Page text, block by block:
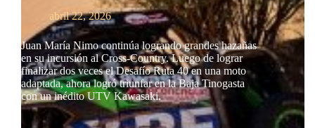
abril 22, 2026
Juan María Nimo continúa logrando grandes hazañas
en su incursión al Cross-Country. Luego de lograr
finalizar dos veces el Desafío Ruta 40 en una moto
adaptada, ahora logró triunfar en la Baja Tinogasta
con un inédito UTV Kawasaki.